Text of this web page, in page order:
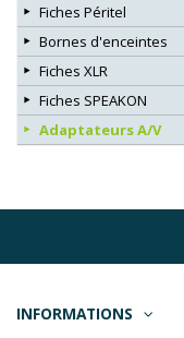
Fiches Péritel
Bornes d'enceintes
Fiches XLR
Fiches SPEAKON
Adaptateurs A/V
INFORMATIONS